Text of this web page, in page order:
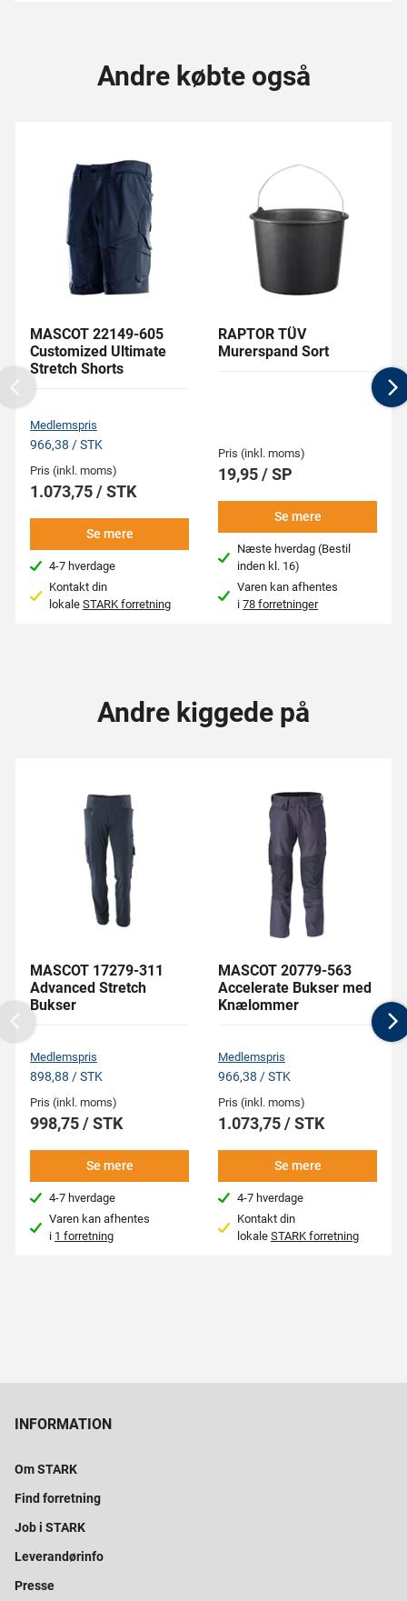
Andre købte også
MASCOT 22149-605
Customized Ultimate
Stretch Shorts
Medlemspris
966,38 / STK
Pris (inkl. moms)
1.073,75 / STK
Se mere
4-7 hverdage
Kontakt din
lokale STARK forretning
RAPTOR TÜV
Murerspand Sort
Pris (inkl. moms)
19,95 / SP
Se mere
Næste hverdag (Bestil
inden kl. 16)
Varen kan afhentes
i78 forretninger
Previous
Andre kiggede på
MASCOT 17279-311
Advanced Stretch
Bukser
Medlemspris
898,88 / STK
Pris (inkl. moms)
998,75 / STK
Se mere
4-7 hverdage
Varen kan afhentes
i 1 forretning
MASCOT 20779-563
Accelerate Bukser med
Knælommer
Medlemspris
966,38 / STK
Pris (inkl. moms)
1.073,75 / STK
Se mere
4-7 hverdage
Kontakt din
lokale STARK forretning
Previous
INFORMATION
Om STARK
Find forretning
Job i STARK
Leverandørinfo
Presse